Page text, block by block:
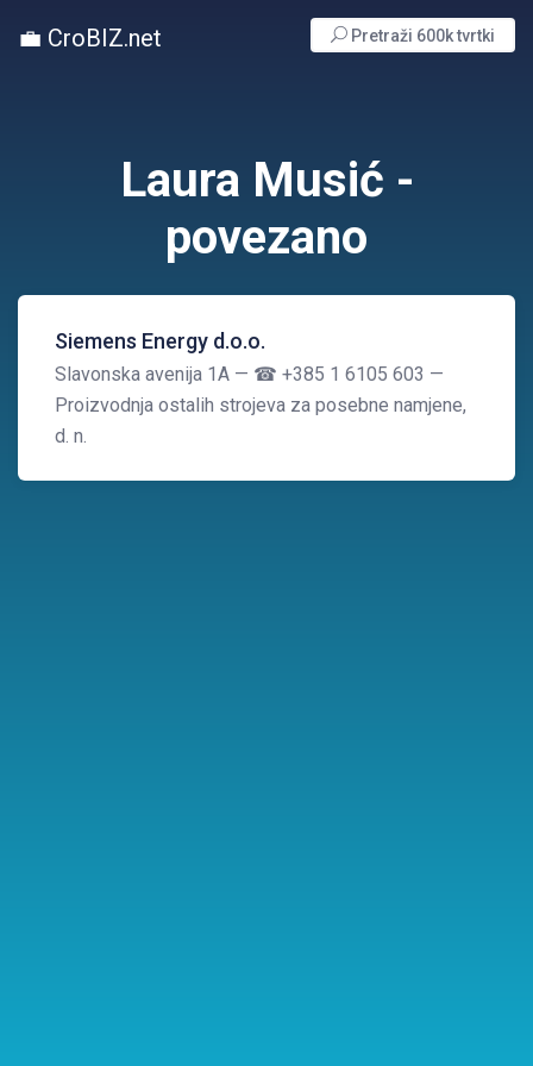
💼 CroBIZ.net Pretraži 600k tvrtki
Laura Musić -
povezano
Siemens Energy d.o.o.
Slavonska avenija 1A — ☎ +385 1 6105 603 —
Proizvodnja ostalih strojeva za posebne namjene,
d. n.